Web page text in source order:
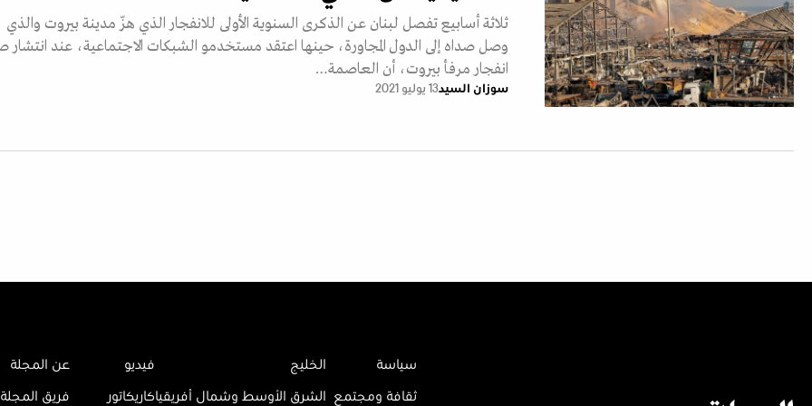
ثلاثة أسابيع تفصل لبنان عن الذكرى السنوية الأولى للانفجار الذي هزّ مدينة بيروت والذي
وصل صداه إلى الدول المجاورة، حينها اعتقد مستخدمو الشبكات الاجتماعية، عند انتشار
انفجار مرفأ بيروت، أن العاصمة…
سوزان السيد13 يوليو 2021
سياسة
ثقافة ومجتمع
الخليج
الشرق الأوسط وشمال أفريقيا
فيديو
كاريكاتور
عن المجلة
فريق المجلة